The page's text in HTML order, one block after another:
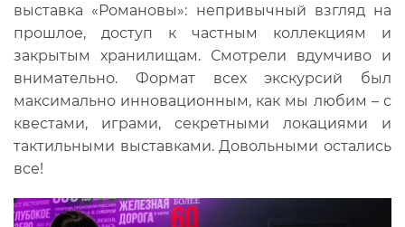
выставка «Романовы»: непривычный взгляд на
прошлое, доступ к частным коллекциям и
закрытым хранилищам. Смотрели вдумчиво и
внимательно. Формат всех экскурсий был
максимально инновационным, как мы любим – с
квестами, играми, секретными локациями и
тактильными выставками. Довольными остались
все!